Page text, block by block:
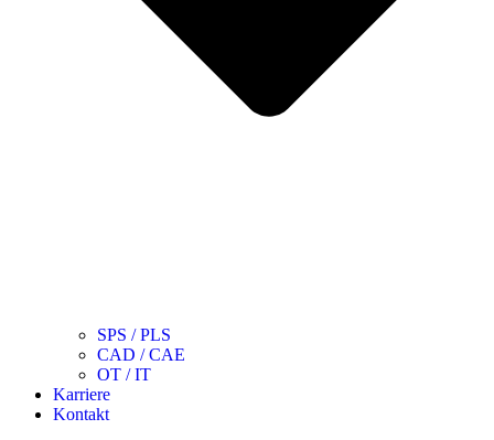
SPS / PLS
CAD / CAE
OT / IT
Karriere
Kontakt